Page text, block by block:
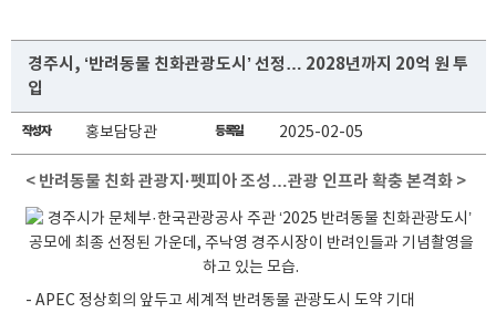
경주시, ‘반려동물 친화관광도시’ 선정… 2028년까지 20억 원 투
입
작성자 홍보담당관 등록일 2025-02-05
< 반려동물 친화 관광지·펫피아 조성…관광 인프라 확충 본격화 >
- APEC 정상회의 앞두고 세계적 반려동물 관광도시 도약 기대